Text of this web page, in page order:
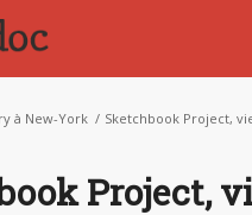
à New-York / Sketchbook Project,
Project,